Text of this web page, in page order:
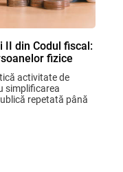
II din Codul fiscal:
fizice
activitate de
simplificarea
repetată până